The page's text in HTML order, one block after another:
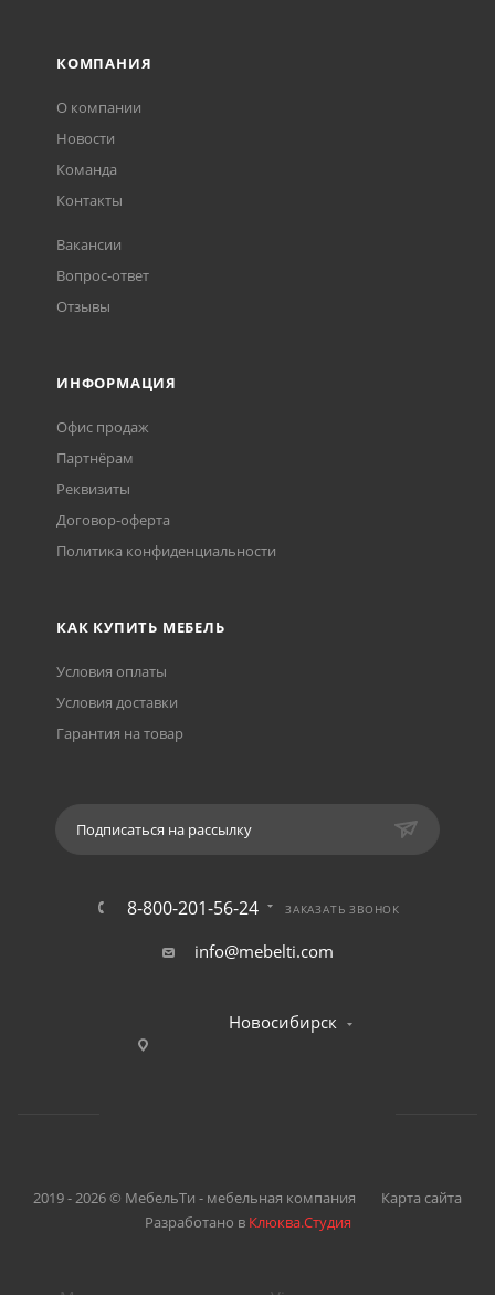
КОМПАНИЯ
О компании
Новости
Команда
Контакты
Вакансии
Вопрос-ответ
Отзывы
ИНФОРМАЦИЯ
Офис продаж
Партнёрам
Реквизиты
Договор-оферта
Политика конфиденциальности
КАК КУПИТЬ МЕБЕЛЬ
Условия оплаты
Условия доставки
Гарантия на товар
Подписаться на рассылку
8-800-201-56-24 ЗАКАЗАТЬ ЗВОНОК
info@mebelti.com
Новосибирск
2019 - 2026 © МебельТи - мебельная компания
Карта сайта
Разработано в Клюква.Студия